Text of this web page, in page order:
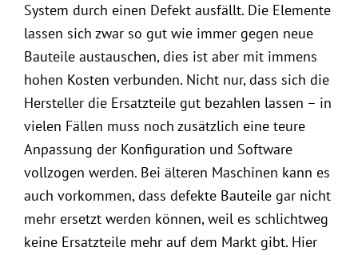
System durch einen Defekt ausfällt. Die Elemente
lassen sich zwar so gut wie immer gegen neue
Bauteile austauschen, dies ist aber mit immens
hohen Kosten verbunden. Nicht nur, dass sich die
Hersteller die Ersatzteile gut bezahlen lassen – in
vielen Fällen muss noch zusätzlich eine teure
Anpassung der Konfiguration und Software
vollzogen werden. Bei älteren Maschinen kann es
auch vorkommen, dass defekte Bauteile gar nicht
mehr ersetzt werden können, weil es schlichtweg
keine Ersatzteile mehr auf dem Markt gibt. Hier